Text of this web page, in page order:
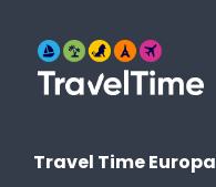
Travel Time Europa